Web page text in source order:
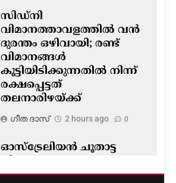
സിഡ്നി
വിമാനത്താവളത്തിൽ വൻ
ദുരന്തം ഒഴിവായി; രണ്ട്
വിമാനങ്ങൾ
കൂട്ടിയിടിക്കുന്നതിൽ നിന്ന്
രക്ഷപ്പെട്ടത്
തലനാരിഴയ്ക്ക്
ഗീത ദാസ്‌ 2 hours ago 0
ഓസ്ട്രേലിയൻ ചൂതാട്ട
കാര്യത്തിൽ